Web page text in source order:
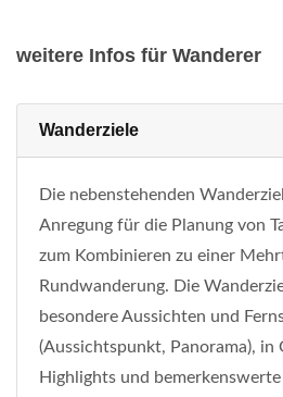
weitere Infos für Wanderer
Wanderziele
Die nebenstehenden
Anregung für die Planung von
zum Kombinieren zu einer
Rundwanderung. Die
besondere Aussichten und
(Aussichtspunkt, Panorama), in
Highlights und